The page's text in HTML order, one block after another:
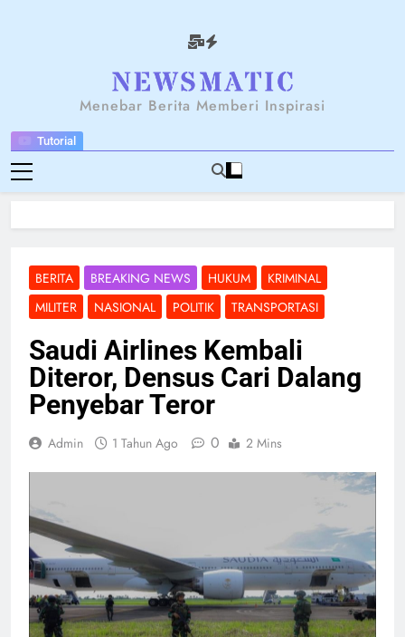
Tutorial
NEWSANTARA
Menebar Berita Memberi Inspirasi
BERITA BREAKING NEWS HUKUM
KRIMINAL
MILITER
NASIONAL POLITIK TRANSPORTASI
Saudi Airlines Kembali
Diteror, Densus Cari Dalang
Penyebar Teror
Admin 1 Tahun Ago 0 2 Mins